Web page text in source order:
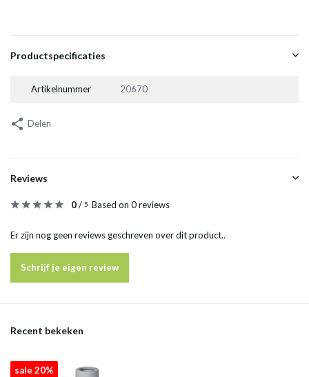
Productspecificaties
Artikelnummer 20670
Delen
Reviews
0/ 5 Based on 0 reviews
Er zijn nog geen reviews geschreven over dit product..
Schrijf je eigen review
Recent bekeken
sale 20%